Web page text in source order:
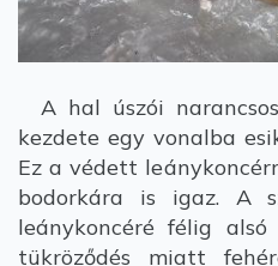
A hal úszói
kezdete egy vonalba
Ez a védett
bodorkára is igaz. A
leánykoncéré félig alsó
tükröződés miatt